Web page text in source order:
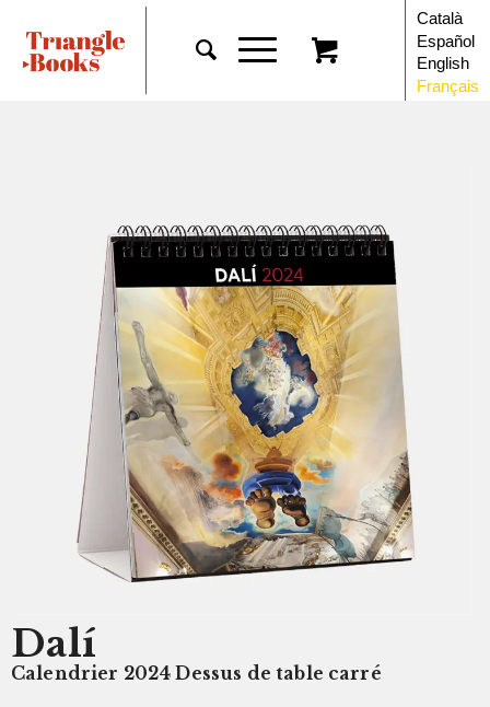
Català
Español
English
Français
Dalí
Calendrier 2024 Dessus de table carré